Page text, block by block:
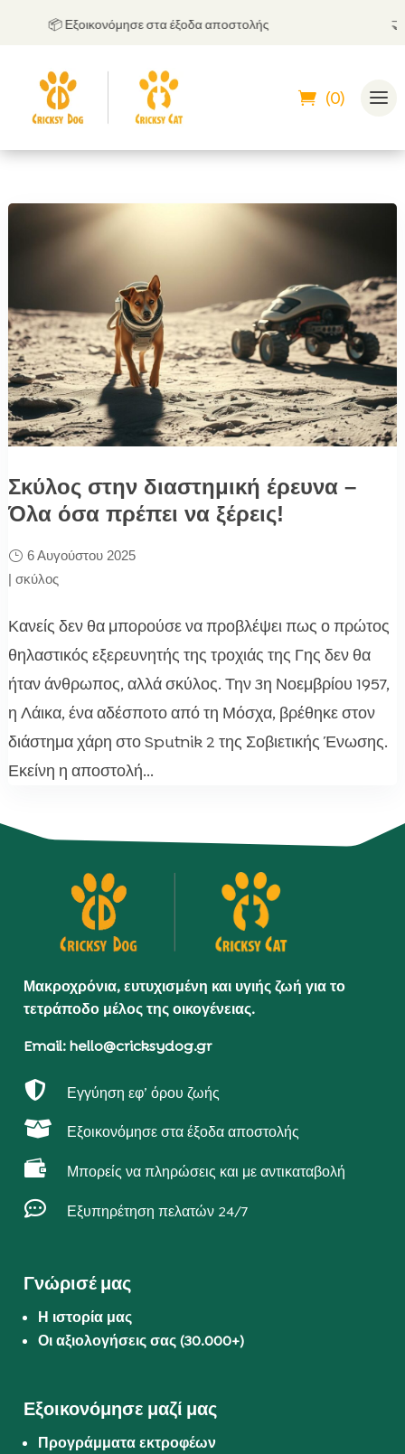
📦 Εξοικονόμησε στα έξοδα αποστολής
(0)
Σκύλος στην διαστημική έρευνα –
Όλα όσα πρέπει να ξέρεις!
6 Αυγούστου 2025
| σκύλος
Κανείς δεν θα μπορούσε να προβλέψει πως ο πρώτος
θηλαστικός εξερευνητής της τροχιάς της Γης δεν θα
ήταν άνθρωπος, αλλά σκύλος. Την 3η Νοεμβρίου 1957,
η Λάικα, ένα αδέσποτο από τη Μόσχα, βρέθηκε στον
διάστημα χάρη στο Sputnik 2 της Σοβιετικής Ένωσης.
Εκείνη η αποστολή...
Μακροχρόνια, ευτυχισμένη και υγιής ζωή για το
τετράποδο μέλος της οικογένειας.
Email: hello@cricksydog.gr
 Εγγύηση εφ’ όρου ζωής
 Εξοικονόμησε στα έξοδα αποστολής
 Μπορείς να πληρώσεις και με αντικαταβολή
 Εξυπηρέτηση πελατών 24/7
Γνώρισέ μας
Η ιστορία μας
Οι αξιολογήσεις σας (30.000+)
Εξοικονόμησε μαζί μας
Προγράμματα εκτροφέων